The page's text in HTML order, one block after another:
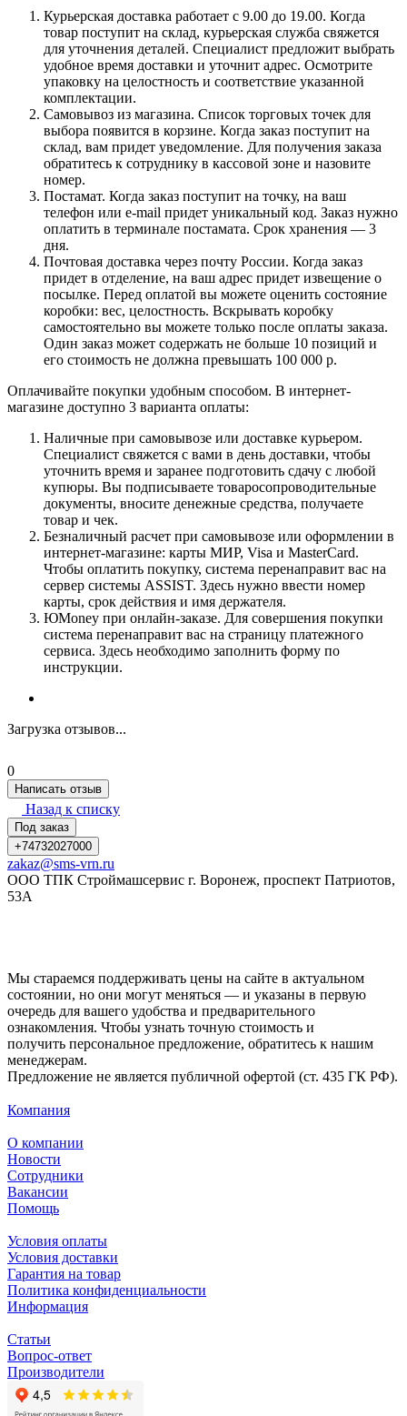
Курьерская доставка работает с 9.00 до 19.00. Когда
товар поступит на склад, курьерская служба свяжется
для уточнения деталей. Специалист предложит выбрать
удобное время доставки и уточнит адрес. Осмотрите
упаковку на целостность и соответствие указанной
комплектации.
Самовывоз из магазина. Список торговых точек для
выбора появится в корзине. Когда заказ поступит на
склад, вам придет уведомление. Для получения заказа
обратитесь к сотруднику в кассовой зоне и назовите
номер.
Постамат. Когда заказ поступит на точку, на ваш
телефон или e-mail придет уникальный код. Заказ нужно
оплатить в терминале постамата. Срок хранения — 3
дня.
Почтовая доставка через почту России. Когда заказ
придет в отделение, на ваш адрес придет извещение о
посылке. Перед оплатой вы можете оценить состояние
коробки: вес, целостность. Вскрывать коробку
самостоятельно вы можете только после оплаты заказа.
Один заказ может содержать не больше 10 позиций и
его стоимость не должна превышать 100 000 р.
Оплачивайте покупки удобным способом. В интернет-
магазине доступно 3 варианта оплаты:
Наличные при самовывозе или доставке курьером.
Специалист свяжется с вами в день доставки, чтобы
уточнить время и заранее подготовить сдачу с любой
купюры. Вы подписываете товаросопроводительные
документы, вносите денежные средства, получаете
товар и чек.
Безналичный расчет при самовывозе или оформлении в
интернет-магазине: карты МИР, Visa и MasterCard.
Чтобы оплатить покупку, система перенаправит вас на
сервер системы ASSIST. Здесь нужно ввести номер
карты, срок действия и имя держателя.
ЮMoney при онлайн-заказе. Для совершения покупки
система перенаправит вас на страницу платежного
сервиса. Здесь необходимо заполнить форму по
инструкции.
Загрузка отзывов...
0
Написать отзыв
Назад к списку
Под заказ
+74732027000
zakaz@sms-vrn.ru
ООО ТПК Строймашсервис г. Воронеж, проспект Патриотов,
53А
Мы стараемся поддерживать цены на сайте в актуальном
состоянии, но они могут меняться — и указаны в первую
очередь для вашего удобства и предварительного
ознакомления. Чтобы узнать точную стоимость и
получить персональное предложение, обратитесь к нашим
менеджерам.
Предложение не является публичной офертой (ст. 435 ГК РФ).
Компания
О компании
Новости
Сотрудники
Вакансии
Помощь
Условия оплаты
Условия доставки
Гарантия на товар
Политика конфиденциальности
Информация
Статьи
Вопрос-ответ
Производители